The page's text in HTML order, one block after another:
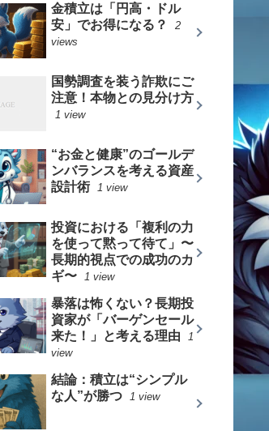
金積立は「円高・ドル
安」でお得になる？
2
views
国勢調査を装う詐欺にご
注意！本物との見分け方
1 view
“お金と健康”のゴールデ
ンバランスを考える資産
設計術
1 view
投資における「複利の力
を使って黙って待て」〜
長期的視点での成功のカ
ギ〜
1 view
暴落は怖くない？長期投
資家が「バーゲンセール
来た！」と考える理由
1
view
結論：積立は“シンプル
な人”が勝つ
1 view